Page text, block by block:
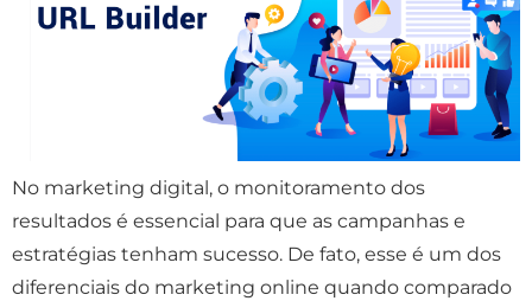
No marketing digital, o monitoramento dos
resultados é essencial para que as campanhas e
estratégias tenham sucesso. De fato, esse é um dos
diferenciais do marketing online quando comparado